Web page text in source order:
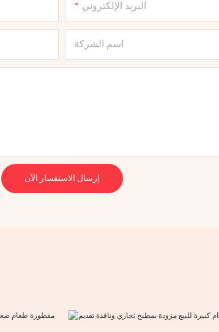
البريد الإلكتروني
اسم الشركة
إرسال الاستفسار الآن